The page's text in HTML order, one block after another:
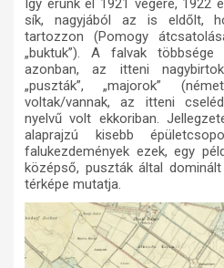
Így érünk el 1921 végére, 1922
sík, nagyjából az is eldőlt,
tartozzon (Pomogy
„buktuk”). A falvak
azonban, az itteni
„puszták”, „majorok”
voltak/vannak, az itteni
nyelvű volt ekkoriban.
alaprajzú kisebb
falukezdemények ezek, egy
középső, puszták által
térképe mutatja.